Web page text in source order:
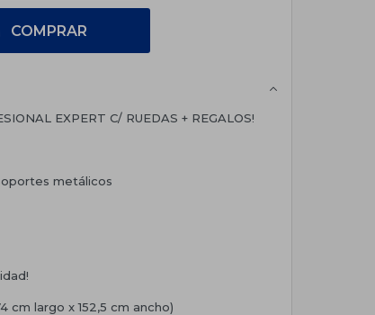
COMPRAR
EXPERT C/ RUEDAS + REGALOS!
metálicos
cm largo x 152,5 cm ancho)